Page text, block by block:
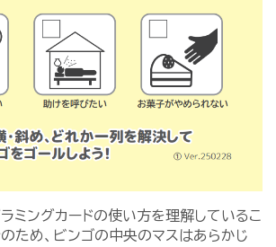
ミングカードの使い方を理解しているこ
ため、ビンゴの中央のマスはあらかじ